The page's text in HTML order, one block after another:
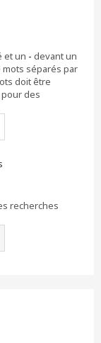
et un - devant un
séparés par
doit être
des
recherches